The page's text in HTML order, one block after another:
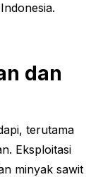
dan
terutama
Eksploitasi
minyak sawit